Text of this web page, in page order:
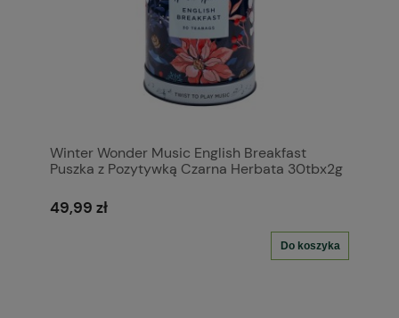
Winter Wonder Music English Breakfast
Puszka z Pozytywką Czarna Herbata 30tbx2g
49,99 zł
Do koszyka